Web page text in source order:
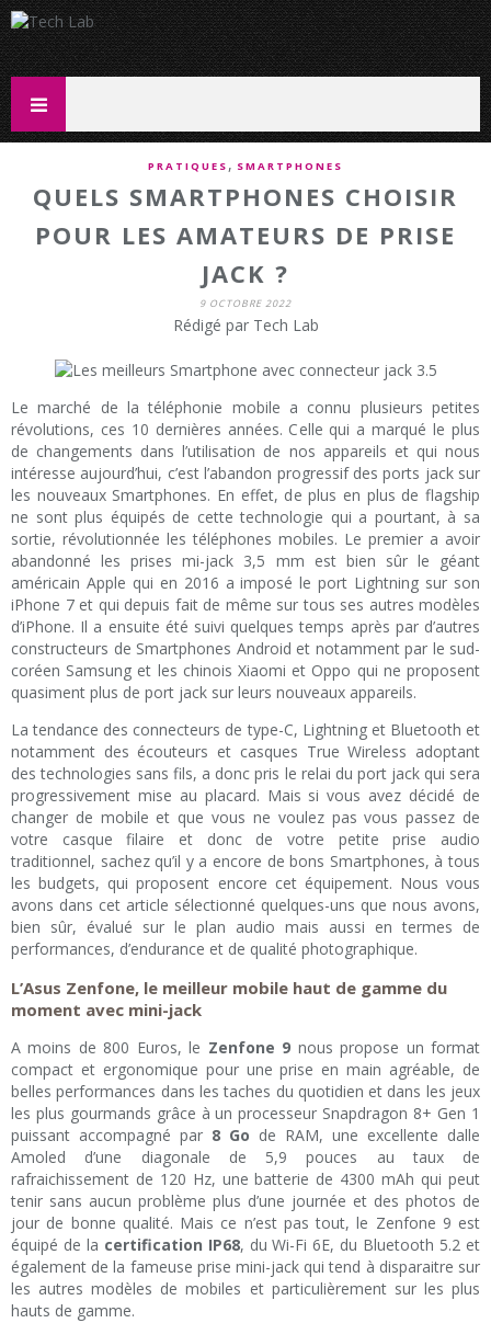
PRATIQUES , SMARTPHONES
QUELS SMARTPHONES CHOISIR
POUR LES AMATEURS DE PRISE
JACK ?
9 OCTOBRE 2022
Rédigé par Tech Lab
Le marché de la téléphonie mobile a connu plusieurs petites
révolutions, ces 10 dernières années. Celle qui a marqué le plus
de changements dans l’utilisation de nos appareils et qui nous
intéresse aujourd’hui, c’est l’abandon progressif des ports jack sur
les nouveaux Smartphones. En effet, de plus en plus de flagship
ne sont plus équipés de cette technologie qui a pourtant, à sa
sortie, révolutionnée les téléphones mobiles. Le premier a avoir
abandonné les prises mi-jack 3,5 mm est bien sûr le géant
américain Apple qui en 2016 a imposé le port Lightning sur son
iPhone 7 et qui depuis fait de même sur tous ses autres modèles
d’iPhone. Il a ensuite été suivi quelques temps après par d’autres
constructeurs de Smartphones Android et notamment par le sud-
coréen Samsung et les chinois Xiaomi et Oppo qui ne proposent
quasiment plus de port jack sur leurs nouveaux appareils.
La tendance des connecteurs de type-C, Lightning et Bluetooth et
notamment des écouteurs et casques True Wireless adoptant
des technologies sans fils, a donc pris le relai du port jack qui sera
progressivement mise au placard. Mais si vous avez décidé de
changer de mobile et que vous ne voulez pas vous passez de
votre casque filaire et donc de votre petite prise audio
traditionnel, sachez qu’il y a encore de bons Smartphones, à tous
les budgets, qui proposent encore cet équipement. Nous vous
avons dans cet article sélectionné quelques-uns que nous avons,
bien sûr, évalué sur le plan audio mais aussi en termes de
performances, d’endurance et de qualité photographique.
L’Asus Zenfone, le meilleur mobile haut de gamme du
moment avec mini-jack
A moins de 800 Euros, le Zenfone 9 nous propose un format
compact et ergonomique pour une prise en main agréable, de
belles performances dans les taches du quotidien et dans les jeux
les plus gourmands grâce à un processeur Snapdragon 8+ Gen 1
puissant accompagné par 8 Go de RAM, une excellente dalle
Amoled d’une diagonale de 5,9 pouces au taux de
rafraichissement de 120 Hz, une batterie de 4300 mAh qui peut
tenir sans aucun problème plus d’une journée et des photos de
jour de bonne qualité. Mais ce n’est pas tout, le Zenfone 9 est
équipé de la certification IP68, du Wi-Fi 6E, du Bluetooth 5.2 et
également de la fameuse prise mini-jack qui tend à disparaitre sur
les autres modèles de mobiles et particulièrement sur les plus
hauts de gamme.